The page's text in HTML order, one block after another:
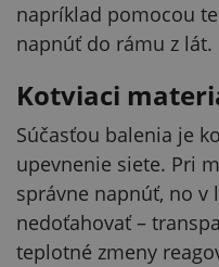
napríklad pomocou
napnúť do rámu z lát.
Kotviaci
Súčasťou balenia je
upevnenie siete. Pri
správne napnúť, no v
nedoťahovať –
teplotné zmeny